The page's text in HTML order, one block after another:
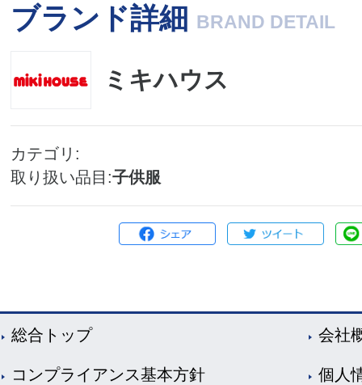
ブランド詳細 BRAND DETAIL
ミキハウス
カテゴリ
取り扱い品目 子供服
総合トップ 会社
コンプライアンス基本方針 個人